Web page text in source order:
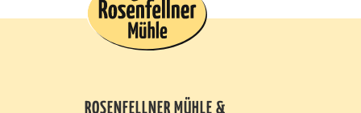
ROSENFELLNER MÜHLE &